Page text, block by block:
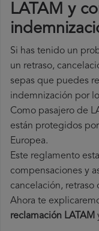
LATAM y
Si has tenido un
un retraso,
sepas que puedes
indemnización por
Como pasajero de
están protegidos
Europea.
Este reglamento
compensaciones y
cancelación,
Ahora te
reclamación LATAM